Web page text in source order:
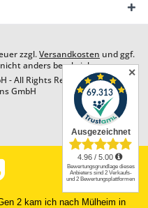
zzgl.Versandkosten und ggf.
anders beschrieben
All Rights Reserved. Design by
GmbH
2 kam ich nach Mülheim in
✕